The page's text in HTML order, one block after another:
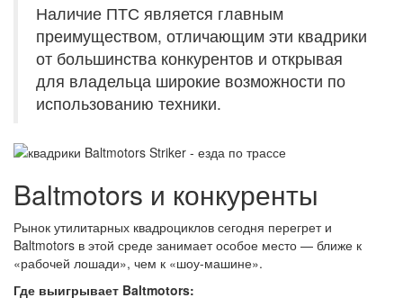
Наличие ПТС является главным
преимуществом, отличающим эти квадрики
от большинства конкурентов и открывая
для владельца широкие возможности по
использованию техники.
Baltmotors и конкуренты
Рынок утилитарных квадроциклов сегодня перегрет и
Baltmotors в этой среде занимает особое место — ближе к
«рабочей лошади», чем к «шоу-машине».
Где выигрывает Baltmotors: